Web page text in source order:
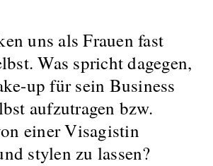
uns als Frauen fast
Was spricht dagegen,
up für sein Business
aufzutragen bzw.
einer Visagistin
stylen zu lassen?